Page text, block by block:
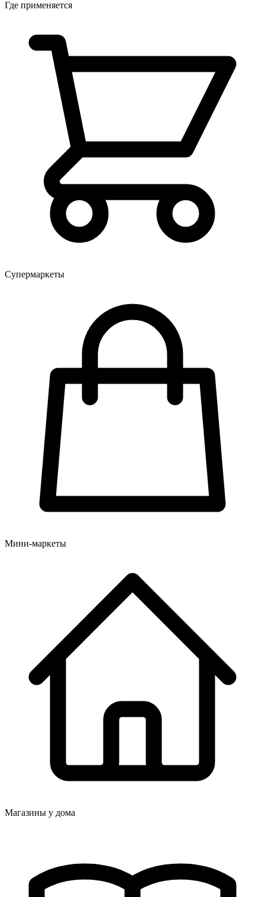
Где применяется
Супермаркеты
Мини-маркеты
Магазины у дома